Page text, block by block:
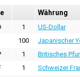
Währung
1 US-Dollar
100 Japanischer
1 Britisches
1 Schweizer